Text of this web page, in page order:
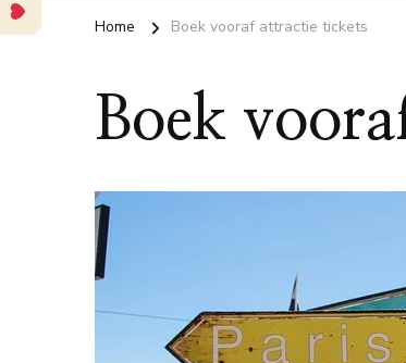
Home Boek vooraf attractie tickets
Boek